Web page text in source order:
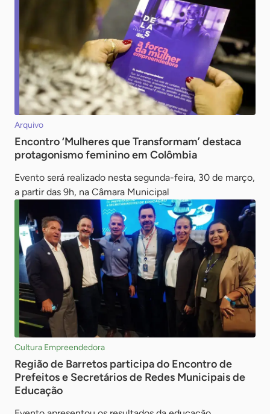
Arquivo
Encontro ‘Mulheres que Transformam’ destaca
protagonismo feminino em Colômbia
Evento será realizado nesta segunda-feira, 30 de março,
a partir das 9h, na Câmara Municipal
Cultura Empreendedora
Região de Barretos participa do Encontro de
Prefeitos e Secretários de Redes Municipais de
Educação